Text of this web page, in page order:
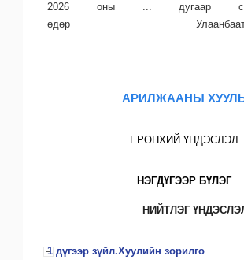
2026 оны ... дугаар
өдөр Улаанбаатар
АРИЛЖААНЫ
ЕРӨНХИЙ ҮНДЭСЛЭЛ
НЭГДҮГЭЭР БҮЛЭГ
НИЙТЛЭГ
1 дүгээр зүйл.Хуулийн зорилго